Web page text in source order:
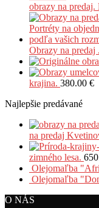
obrazy na
Obrazy na predaj
krajina. 380.00 €
Najlepšie predávané
na predaj
zimného lesa.
Olejomaľba
Olejomaľba
O NÁS